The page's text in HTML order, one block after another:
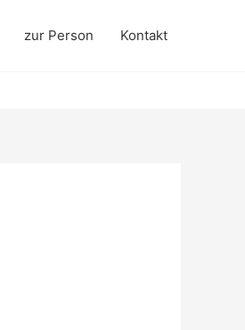
zur Person Kontakt